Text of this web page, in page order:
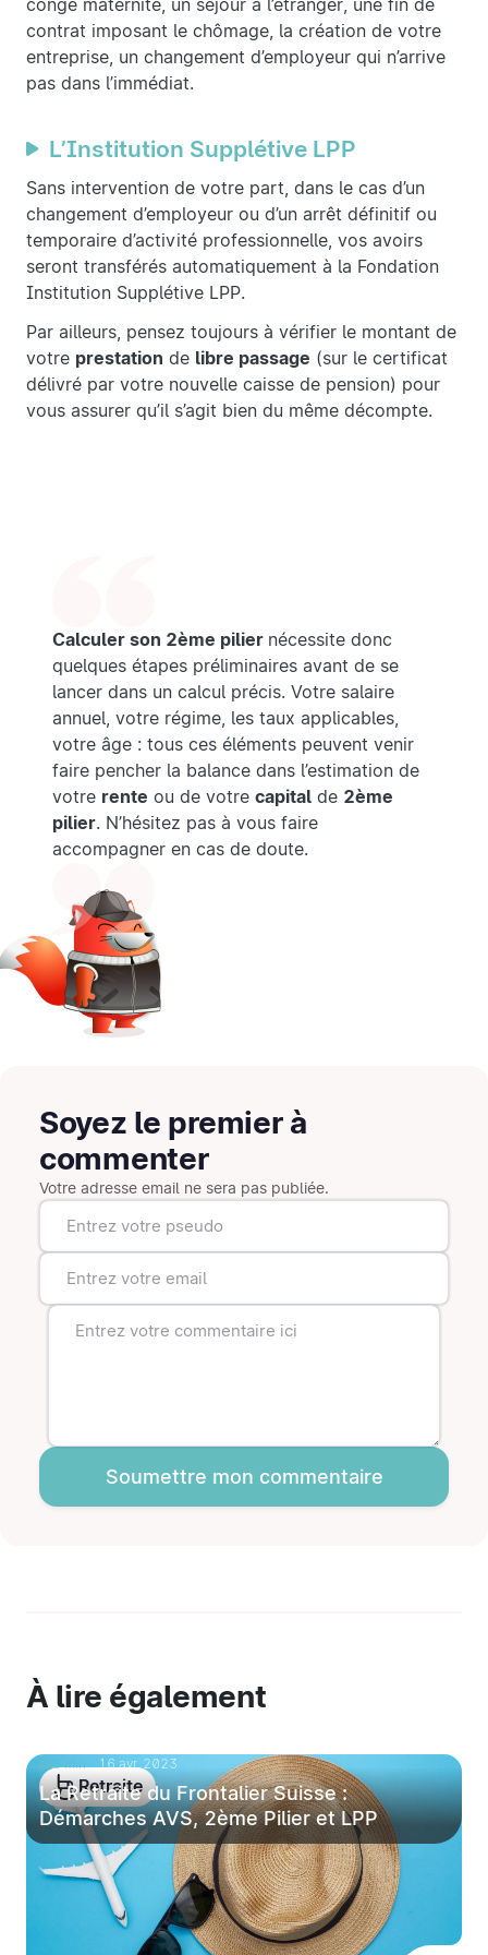
congé maternité, un séjour à l’étranger, une fin de
contrat imposant le chômage, la création de votre
entreprise, un changement d’employeur qui n’arrive
pas dans l’immédiat.
L’Institution Supplétive LPP
Sans intervention de votre part, dans le cas d’un
changement d’employeur ou d’un arrêt définitif ou
temporaire d’activité professionnelle, vos avoirs
seront transférés automatiquement à la Fondation
Institution Supplétive LPP.
Par ailleurs, pensez toujours à vérifier le montant de
votre prestation de libre passage (sur le certificat
délivré par votre nouvelle caisse de pension) pour
vous assurer qu’il s’agit bien du même décompte.
Calculer son 2ème pilier nécessite donc
quelques étapes préliminaires avant de se
lancer dans un calcul précis. Votre salaire
annuel, votre régime, les taux applicables,
votre âge : tous ces éléments peuvent venir
faire pencher la balance dans l’estimation de
votre rente ou de votre capital de 2ème
pilier. N’hésitez pas à vous faire
accompagner en cas de doute.
Soyez le premier à
commenter
Votre adresse email ne sera pas publiée.
Soumettre mon commentaire
À lire également
Retraite
3 min 16 avr. 2023
La Retraite du Frontalier Suisse :
Démarches AVS, 2ème Pilier et LPP